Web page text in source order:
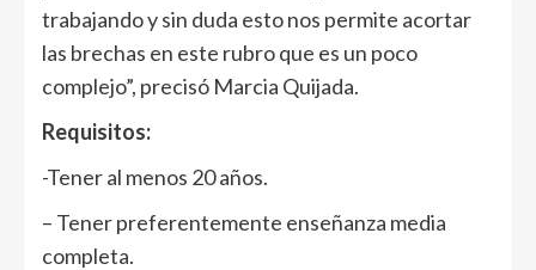
trabajando y sin duda esto nos permite acortar
las brechas en este rubro que es un poco
complejo”, precisó Marcia Quijada.
Requisitos:
-Tener al menos 20 años.
– Tener preferentemente enseñanza media
completa.